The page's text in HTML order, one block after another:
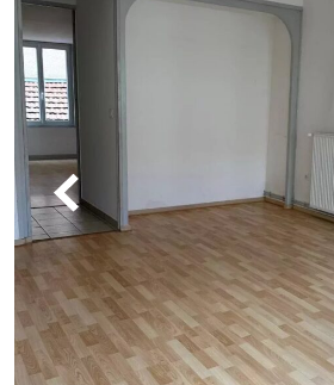
Services
Biens
immobiliers
Contact